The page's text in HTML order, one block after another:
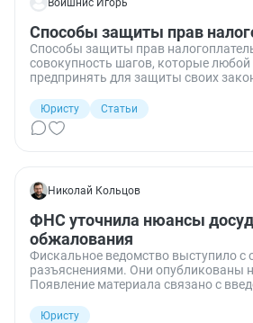
Войшнис Игорь
Способы защиты прав
Способы защиты прав
совокупность шагов, которые
предпринять для защиты своих
налогоплательщиков. Рассмотрим
соответствующий компонент.
ответственности
Юристу
Статьи
Николай Кольцов
ФНС уточнила нюансы
обжалования
Фискальное ведомство выступило
разъяснениями. Они опубликованы
Появление материала связано с
споров.
Юристу